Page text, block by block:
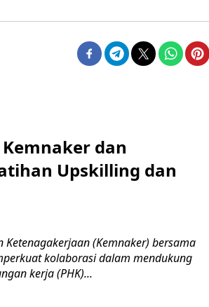
dan
Upskilling dan
Ketenagakerjaan (Kemnaker) bersama
kolaborasi dalam mendukung
kerja (PHK)...